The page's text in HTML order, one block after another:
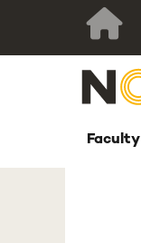
Faculty